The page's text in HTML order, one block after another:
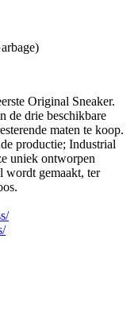
Original Sneaker.
de drie beschikbare
maten te koop.
productie; Industrial
uniek ontworpen
wordt gemaakt, ter